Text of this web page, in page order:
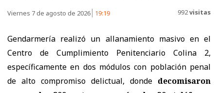
Viernes 7 de agosto de 2026 19:19 992visitas
Gendarmería realizó un allanamiento masivo en el
Centro de Cumplimiento Penitenciario Colina 2,
específicamente en dos módulos con población penal
de alto compromiso delictual, donde decomisaron